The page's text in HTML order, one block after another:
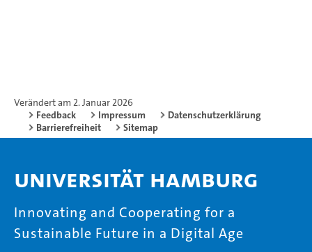
Verändert am 2. Januar 2026
Feedback
Impressum
Datenschutzerklärung
Barrierefreiheit
Sitemap
Universität Hamburg
Innovating and Cooperating for a
Sustainable Future in a Digital Age